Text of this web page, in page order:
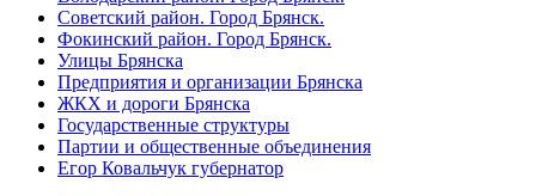
Советский район. Город Брянск.
Фокинский район. Город Брянск.
Улицы Брянска
Предприятия и организации Брянска
ЖКХ и дороги Брянска
Государственные структуры
Партии и общественные объединения
Егор Ковальчук губернатор